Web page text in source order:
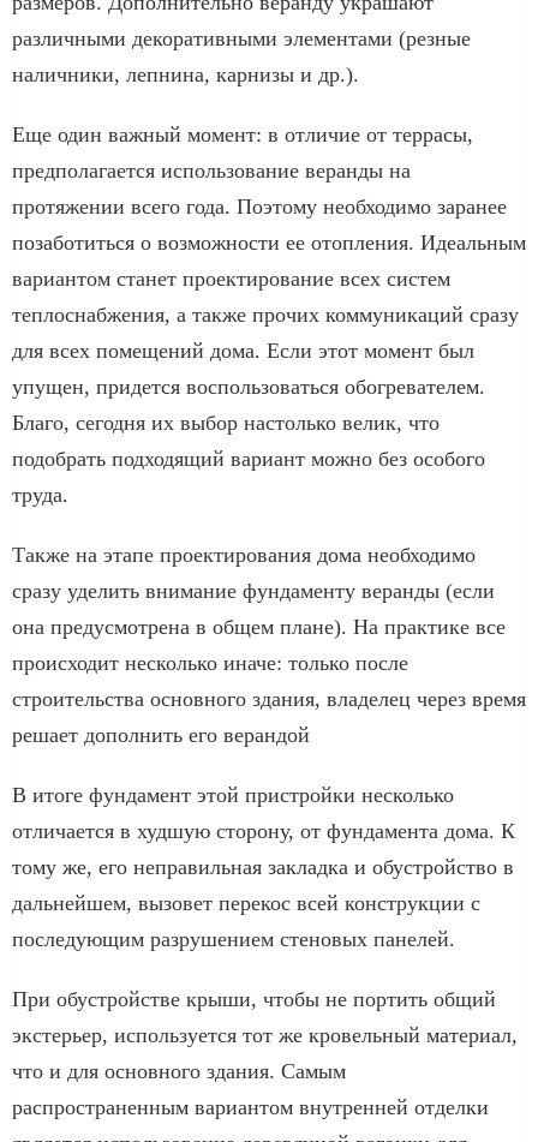
различными декоративными элементами (резные
наличники, лепнина, карнизы и др.).
Еще один важный момент: в отличие от террасы,
предполагается использование веранды на
протяжении всего года. Поэтому необходимо заранее
позаботиться о возможности ее отопления. Идеальным
вариантом станет проектирование всех систем
теплоснабжения, а также прочих коммуникаций сразу
для всех помещений дома. Если этот момент был
упущен, придется воспользоваться обогревателем.
Благо, сегодня их выбор настолько велик, что
подобрать подходящий вариант можно без особого
труда.
Также на этапе проектирования дома необходимо
сразу уделить внимание фундаменту веранды (если
она предусмотрена в общем плане). На практике все
происходит несколько иначе: только после
строительства основного здания, владелец через время
решает дополнить его верандой
В итоге фундамент этой пристройки несколько
отличается в худшую сторону, от фундамента дома. К
тому же, его неправильная закладка и обустройство в
дальнейшем, вызовет перекос всей конструкции с
последующим разрушением стеновых панелей.
При обустройстве крыши, чтобы не портить общий
экстерьер, используется тот же кровельный материал,
что и для основного здания. Самым
распространенным вариантом внутренней отделки